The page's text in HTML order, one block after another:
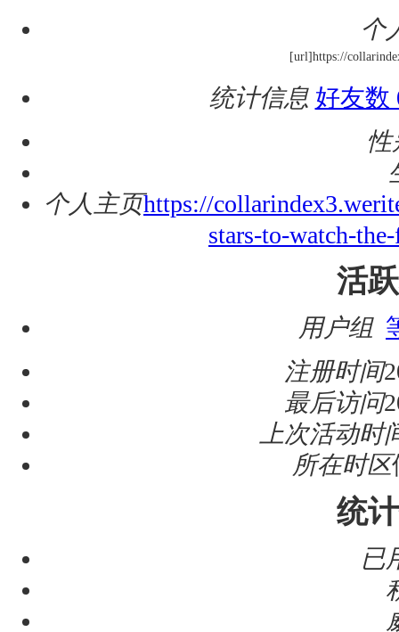
个
[url]https://
统计信息 好友数
性
个人主页https://
stars-to-watch-
活
用户组
注册时间
最后访问
上次活动时
所在时区
统
已